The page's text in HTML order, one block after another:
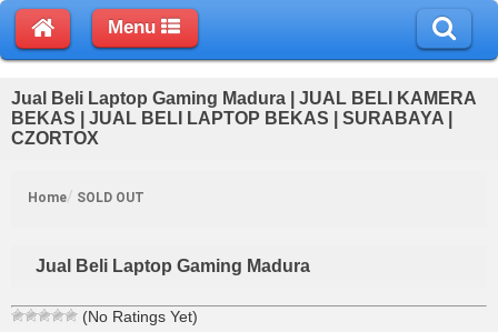
Menu
Jual Beli Laptop Gaming Madura | JUAL BELI KAMERA
BEKAS | JUAL BELI LAPTOP BEKAS | SURABAYA |
CZORTOX
Home SOLD OUT
Jual Beli Laptop Gaming Madura
(No Ratings Yet)